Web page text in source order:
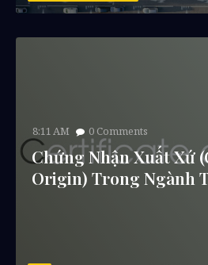
8:11 AM 0 Comments
Chứng Nhận Xuất Xứ
Origin) Trong Ngành